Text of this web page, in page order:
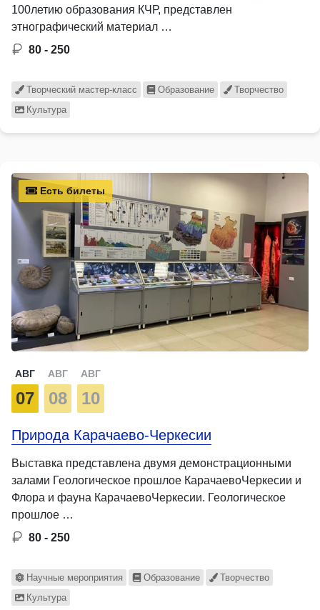
100летию образования КЧР, представлен
этнографический материал …
80 - 250
Творческий мастер-класс Образование
Творчество
Культура
Есть билеты
АВГ
07
АВГ
08
АВГ
10
Природа Карачаево-Черкесии
Выставка представлена двумя демонстрационными
залами Геологическое прошлое КарачаевоЧеркесии и
Флора и фауна КарачаевоЧеркесии. Геологическое
прошлое …
80 - 250
Научные мероприятия Образование
Творчество
Культура